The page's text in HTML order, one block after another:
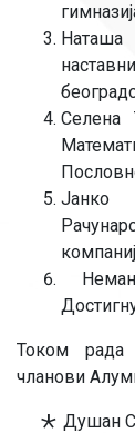
Наташа
Селена
Јанко
Током рада
чланови
Душан